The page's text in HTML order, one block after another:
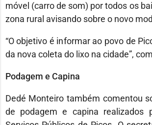
móvel (carro de som) por todos os
zona rural avisando sobre o novo
“O objetivo é informar ao povo de
da nova coleta do lixo na cidade”,
Podagem e Capina
Dedé Monteiro também comentou
de podagem e capina realizados